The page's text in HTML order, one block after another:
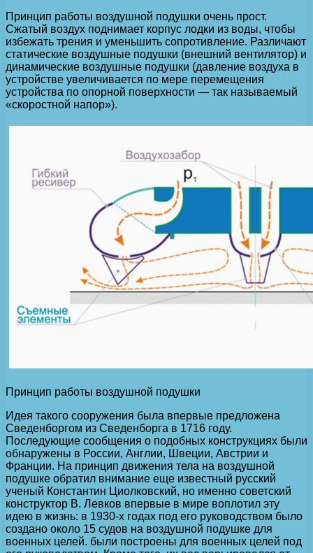
Принцип работы воздушной подушки очень прост.
Сжатый воздух поднимает корпус лодки из воды, чтобы
избежать трения и уменьшить сопротивление. Различают
статические воздушные подушки (внешний вентилятор) и
динамические воздушные подушки (давление воздуха в
устройстве увеличивается по мере перемещения
устройства по опорной поверхности — так называемый
«скоростной напор»).
Принцип работы воздушной подушки
Идея такого сооружения была впервые предложена
Сведенборгом из Сведенборга в 1716 году.
Последующие сообщения о подобных конструкциях были
обнаружены в России, Англии, Швеции, Австрии и
Франции. На принцип движения тела на воздушной
подушке обратил внимание еще известный русский
ученый Константин Циолковский, но именно советский
конструктор В. Левков впервые в мире воплотил эту
идею в жизнь: в 1930-х годах под его руководством было
создано около 15 судов на воздушной подушке для
военных целей. были построены для военных целей под